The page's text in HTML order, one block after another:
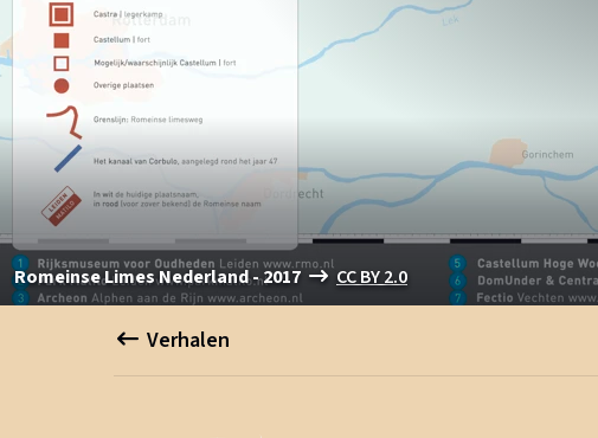
Romeinse Limes Nederland - 2017 CC BY 2.0
Verhalen